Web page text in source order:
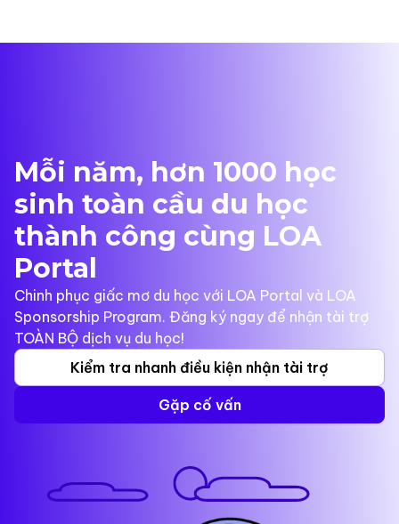
Mỗi năm, hơn 1000 học
sinh toàn cầu du học
thành công cùng LOA
Portal
Chinh phục giấc mơ du học với LOA Portal và LOA
Sponsorship Program. Đăng ký ngay để nhận tài trợ
TOÀN BỘ dịch vụ du học!
Kiểm tra nhanh điều kiện nhận tài trợ
Gặp cố vấn